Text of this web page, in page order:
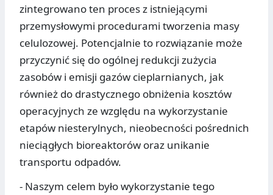
zintegrowano ten proces z istniejącymi
przemysłowymi procedurami tworzenia masy
celulozowej. Potencjalnie to rozwiązanie może
przyczynić się do ogólnej redukcji zużycia
zasobów i emisji gazów cieplarnianych, jak
również do drastycznego obniżenia kosztów
operacyjnych ze względu na wykorzystanie
etapów niesterylnych, nieobecności pośrednich
nieciągłych bioreaktorów oraz unikanie
transportu odpadów.
- Naszym celem było wykorzystanie tego